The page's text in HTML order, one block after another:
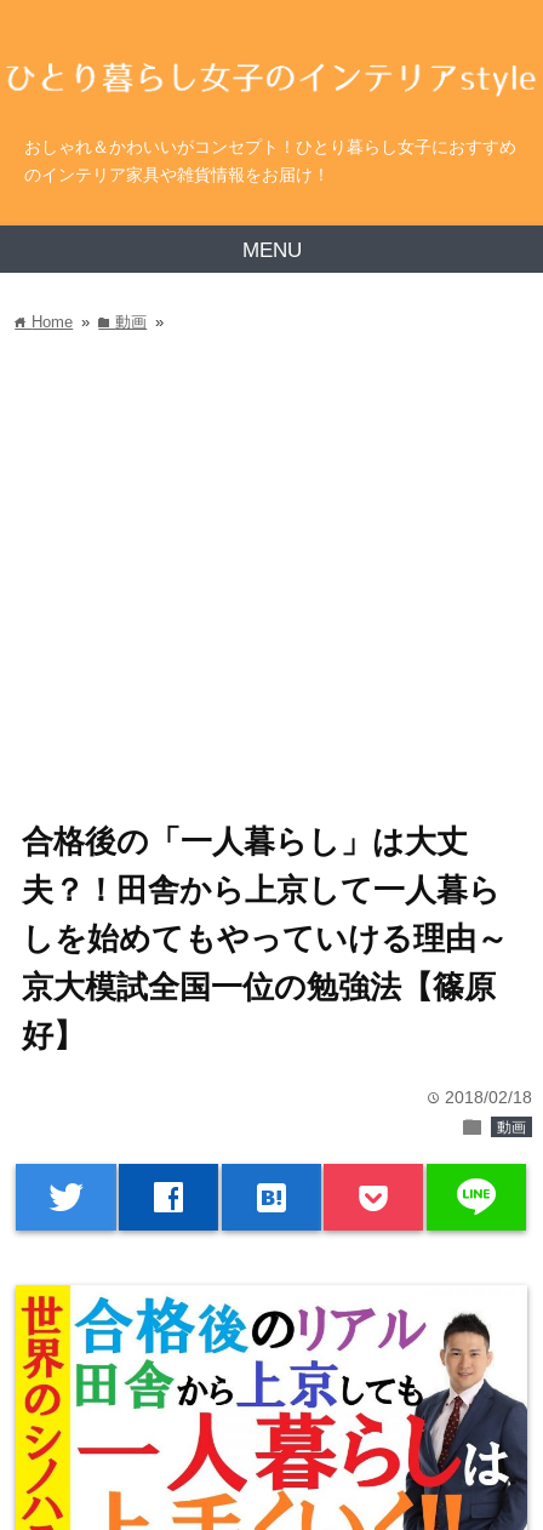
おしゃれ＆かわいいがコンセプト！ひとり暮らし女子におすすめ
のインテリア家具や雑貨情報をお届け！
MENU
home Home » folder動画 »
合格後の「一人暮らし」は大丈
夫？！田舎から上京して一人暮ら
しを始めてもやっていける理由～
京大模試全国一位の勉強法【篠原
好】
time 2018/02/18
folder 動画
twitter facebook hatenabookmark line